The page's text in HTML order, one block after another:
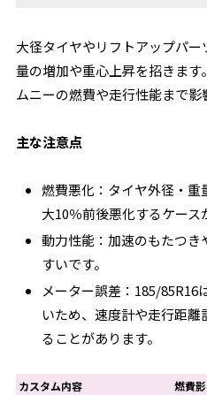
大径タイヤやリフトアップパ
量の増加や重心上昇を招きま
ムニーの燃費や走行性能まで影
主な注意点
燃費悪化：タイヤ外径・
大10％前後悪化するケース
動力性能：加速のもたつ
すいです。
メーター誤差：185/85R16
いため、速度計や走行距
ることがあります。
カスタム内容 燃費